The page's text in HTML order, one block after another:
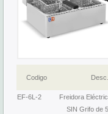
Codigo Desc.
EF-6L-2
Freidora
SIN Grifo de